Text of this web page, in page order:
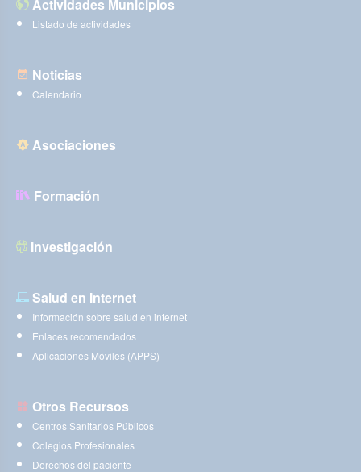
Actividades Municipios
Listado de actividades
Noticias
Calendario
Asociaciones
Formación
Investigación
Salud en Internet
Información sobre salud en internet
Enlaces recomendados
Aplicaciones Móviles (APPS)
Otros Recursos
Centros Sanitarios Públicos
Colegios Profesionales
Derechos del paciente